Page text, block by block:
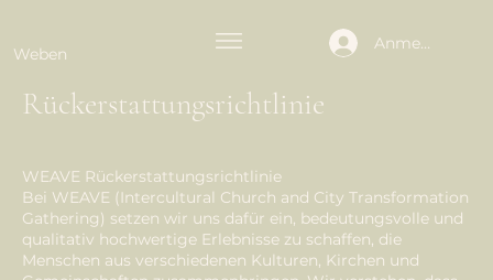
Weben
Anmelden
Rückerstattungsrichtlinie
WEAVE Rückerstattungsrichtlinie
Bei WEAVE (Intercultural Church and City Transformation
Gathering) setzen wir uns dafür ein, bedeutungsvolle und
qualitativ hochwertige Erlebnisse zu schaffen, die
Menschen aus verschiedenen Kulturen, Kirchen und